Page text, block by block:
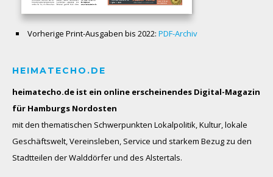
Vorherige Print-Ausgaben bis 2022: PDF-Archiv
HEIMATECHO.DE
heimatecho.de ist ein online erscheinendes Digital-Magazin
für Hamburgs Nordosten
mit den thematischen Schwerpunkten Lokalpolitik, Kultur, lokale
Geschäftswelt, Vereinsleben, Service und starkem Bezug zu den
Stadtteilen der Walddörfer und des Alstertals.